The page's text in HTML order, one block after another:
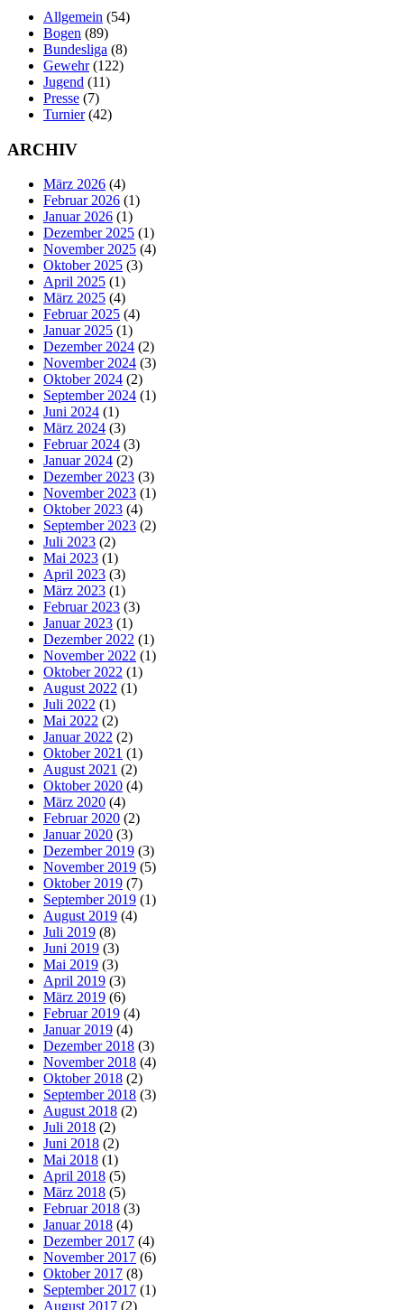
Allgemein (54)
Bogen (89)
Bundesliga (8)
Gewehr(122)
Jugend (11)
Presse (7)
Turnier(42)
ARCHIV
März 2026 (4)
Februar 2026 (1)
Januar 2026 (1)
Dezember 2025 (1)
November 2025 (4)
Oktober 2025 (3)
April 2025 (1)
März 2025 (4)
Februar 2025 (4)
Januar 2025 (1)
Dezember 2024 (2)
November 2024 (3)
Oktober 2024 (2)
September 2024 (1)
Juni 2024 (1)
März 2024 (3)
Februar 2024 (3)
Januar 2024 (2)
Dezember 2023 (3)
November 2023 (1)
Oktober 2023 (4)
September 2023 (2)
Juli 2023 (2)
Mai 2023 (1)
April 2023 (3)
März 2023 (1)
Februar 2023 (3)
Januar 2023 (1)
Dezember 2022 (1)
November 2022 (1)
Oktober 2022 (1)
August 2022 (1)
Juli 2022 (1)
Mai 2022 (2)
Januar 2022 (2)
Oktober 2021 (1)
August 2021 (2)
Oktober 2020 (4)
März 2020 (4)
Februar 2020 (2)
Januar 2020 (3)
Dezember 2019 (3)
November 2019 (5)
Oktober 2019 (7)
September 2019 (1)
August 2019 (4)
Juli 2019 (8)
Juni 2019 (3)
Mai 2019 (3)
April 2019 (3)
März 2019 (6)
Februar 2019 (4)
Januar 2019 (4)
Dezember 2018 (3)
November 2018 (4)
Oktober 2018 (2)
September 2018 (3)
August 2018 (2)
Juli 2018 (2)
Juni 2018 (2)
Mai 2018 (1)
April 2018 (5)
März 2018 (5)
Februar 2018 (3)
Januar 2018 (4)
Dezember 2017 (4)
November 2017 (6)
Oktober 2017 (8)
September 2017 (1)
August 2017 (2)